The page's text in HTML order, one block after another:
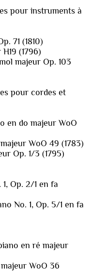
pour instruments à
71 (1810)
(1796)
majeur Op. 103
pour cordes et
en do majeur WoO
WoO 49 (1783)
Op. 1/3 (1795)
Op. 2/1 en fa
No. 1, Op. 5/1 en fa
en ré majeur
WoO 36